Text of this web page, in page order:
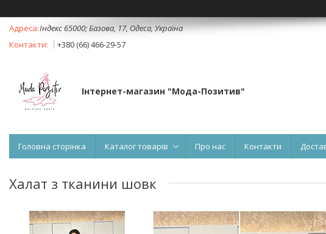
Індекс 65000; Базова, 17, Одеса, Україна
+380 (66) 466-29-57
Інтернет-магазин "Мода-Позитив"
Головна сторінка Каталог товарів Про нас Контакти
Халат з тканини шовк